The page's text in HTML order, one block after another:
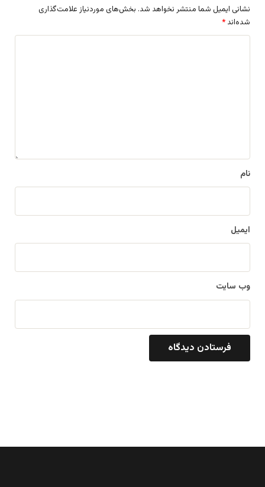
نشانی ایمیل شما منتشر نخواهد شد. بخش‌های موردنیاز علامت‌گذاری
شده‌اند *
نام
ایمیل
وب‌ سایت